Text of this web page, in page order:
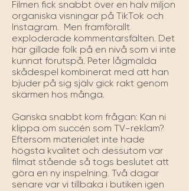
Filmen fick snabbt över en halv miljon
organiska visningar på TikTok och
Instagram.  Men framförallt
exploderade kommentarsfälten. Det
här gillade folk på en nivå som vi inte
kunnat förutspå. Peter lågmälda
skådespel kombinerat med att han
bjuder på sig själv gick rakt genom
skärmen hos många.
Ganska snabbt kom frågan: Kan ni
klippa om succén som TV-reklam?
Eftersom materialet inte hade
högsta kvalitet och dessutom var
filmat stående så togs beslutet att
göra en ny inspelning. Två dagar
senare var vi tillbaka i butiken igen